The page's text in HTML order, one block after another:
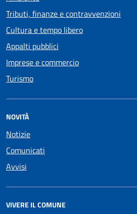
Tributi, finanze e contravvenzioni
Cultura e tempo libero
Appalti pubblici
Imprese e commercio
Turismo
NOVITÀ
Notizie
Comunicati
Avvisi
VIVERE IL COMUNE